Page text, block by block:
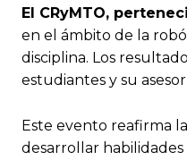
El CRyMTO,
en el ámbito de la
disciplina. Los
estudiantes y su
Este evento reafirma
desarrollar